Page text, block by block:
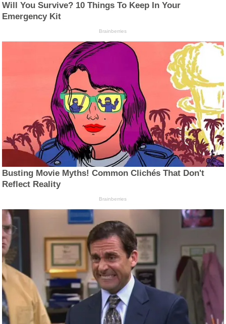
Will You Survive? 10 Things To Keep In Your
Emergency Kit
Brainberries
Busting Movie Myths! Common Clichés That Don't
Reflect Reality
Brainberries